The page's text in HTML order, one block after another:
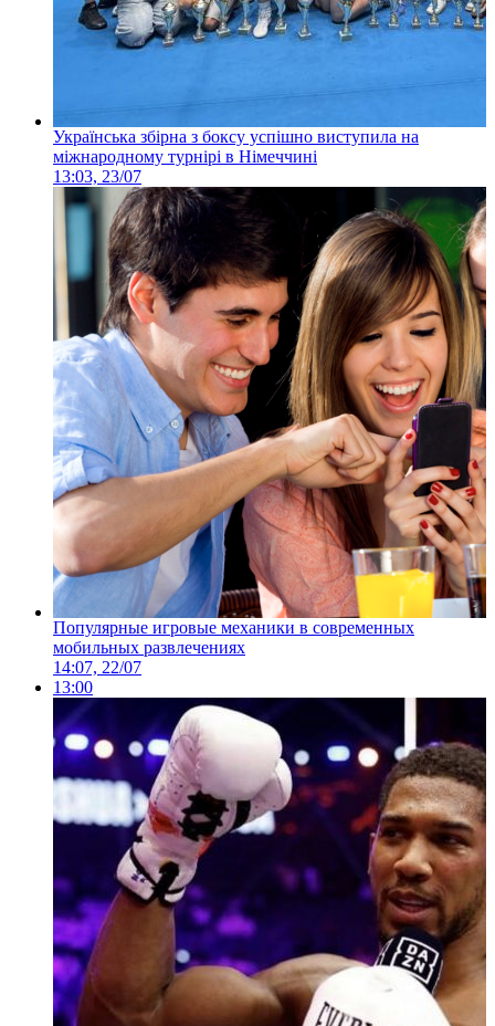
Українська збірна з боксу успішно виступила на
міжнародному турнірі в Німеччині
13:03, 23/07
Популярные игровые механики в современных
мобильных развлечениях
14:07, 22/07
13:00